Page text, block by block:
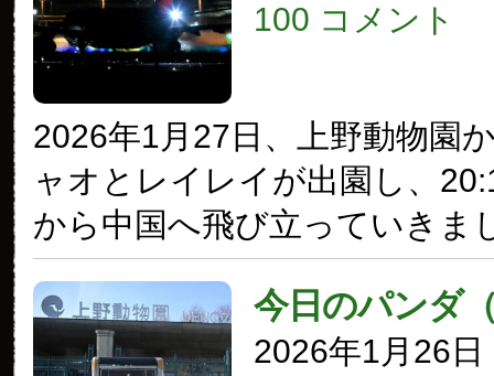
100 コメント
2026年1月27日、上野動物園
ャオとレイレイが出園し、
から中国へ飛び立っていきま
今日のパンダ
2026年1月26日